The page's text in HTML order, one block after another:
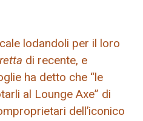
lodandoli per il loro
di recente, e
ha detto che “le
al Lounge Axe” di
dell’iconico